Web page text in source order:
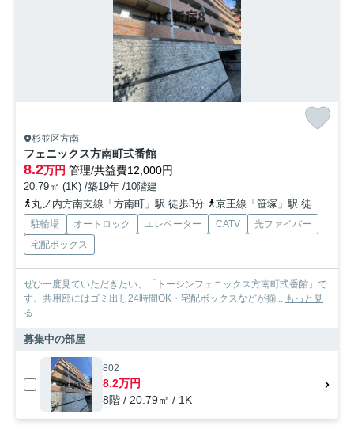
杉並区方南
フェニックス方南町弍番館
8.2万円 管理/共益費12,000円
20.79㎡ (1K) /築19年 /10階建
丸ノ内方南支線「方南町」駅 徒歩3分
京王線「笹塚」駅 徒歩23分
駐輪場 オートロック エレベーター CATV
光ファイバー
宅配ボックス
ぜひ一度見ていただきたい、「トーシンフェニックス方南町弍番館」で
す。共用部にはゴミ出し24時間OK・宅配ボックスなどが揃... もっと見
る
募集中の部屋
802
8.2万円
8階 / 20.79㎡ / 1K